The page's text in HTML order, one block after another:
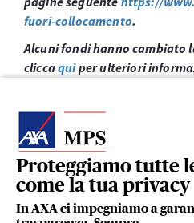
Proteggiamo tutte
come la tua privacy
In AXA ci impegniamo a
fuori-collocamento.
Alcuni fondi hanno cambiato
cliccaquiper ulteriori
LINK UTILI